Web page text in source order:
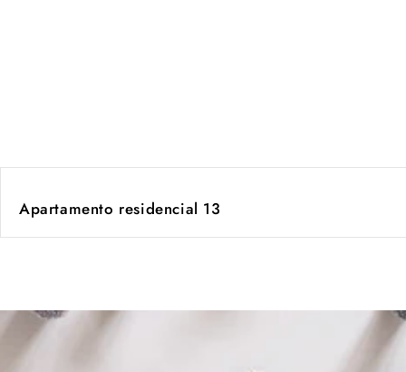
Apartamento residencial 13
1 /de
2